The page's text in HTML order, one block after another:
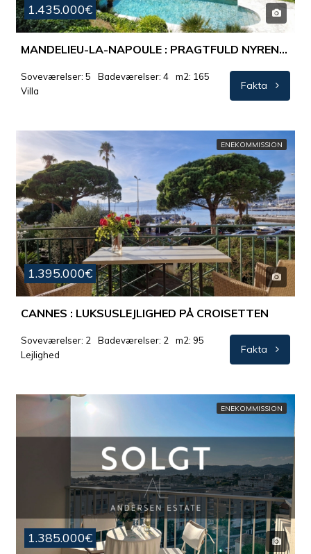
1.435.000€
MANDELIEU-LA-NAPOULE : PRAGTFULD NYRENOVERET PROVENCALSK VILLA MED EMINENT UDSIGT
Soveværelser: 5 Badeværelser: 4
m2: 165
Villa
Fakta
ENEKOMMISSION
1.395.000€
CANNES : LUKSUSLEJLIGHED PÅ CROISETTEN
Soveværelser: 2 Badeværelser: 2
m2: 95
Lejlighed
Fakta
ENEKOMMISSION
1.385.000€